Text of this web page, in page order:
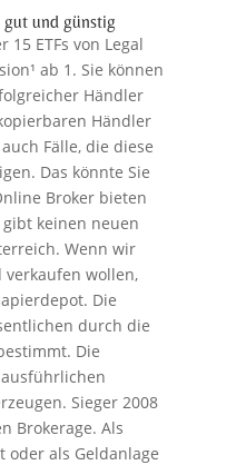
und günstig
15 ETFs von Legal
ab 1. Sie können
Händler
Händler
Fälle, die diese
Das könnte Sie
Broker bieten
keinen neuen
Wenn wir
verkaufen wollen,
Die
durch die
Die
Sieger 2008
Brokerage. Als
oder als Geldanlage